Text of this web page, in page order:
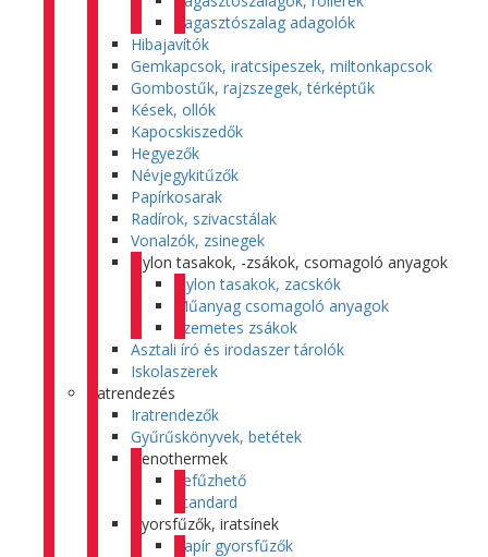
Ragasztószalag adagolók
Hibajavítók
Gemkapcsok, iratcsipeszek, miltonkapcsok
Gombostűk, rajzszegek, térképtűk
Kések, ollók
Kapocskiszedők
Hegyezők
Névjegykitűzők
Papírkosarak
Radírok, szivacstálak
Vonalzók, zsinegek
Nylon tasakok, -zsákok, csomagoló anyagok
Nylon tasakok, zacskók
Műanyag csomagoló anyagok
Szemetes zsákok
Asztali író és irodaszer tárolók
Iskolaszerek
Iratrendezés
Iratrendezők
Gyűrűskönyvek, betétek
Genothermek
Lefűzhető
Standard
Gyorsfűzők, iratsínek
Papír gyorsfűzők